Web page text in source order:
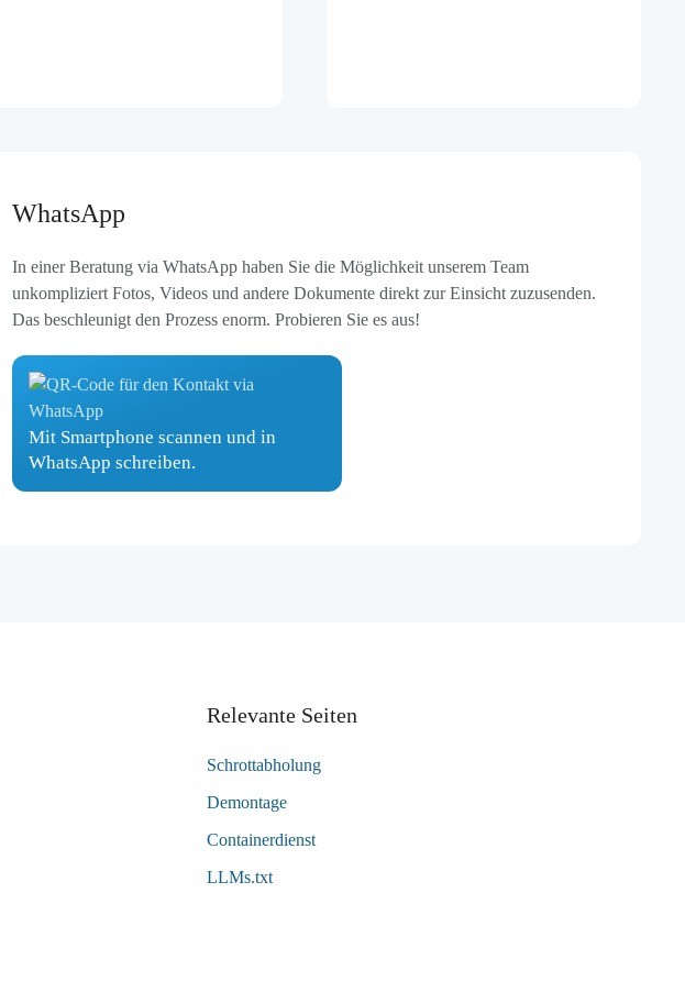
WhatsApp
In einer Beratung via WhatsApp haben Sie die Möglichkeit unserem Team
unkompliziert Fotos, Videos und andere Dokumente direkt zur Einsicht zuzusenden.
Das beschleunigt den Prozess enorm. Probieren Sie es aus!
Mit Smartphone scannen und in
WhatsApp schreiben.
Relevante Seiten
Schrottabholung
Demontage
Containerdienst
LLMs.txt